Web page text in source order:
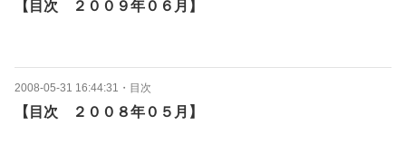
【目次 ２００９年０６月】
2008-05-31 16:44:31 ・ 目次
【目次 ２００８年０５月】